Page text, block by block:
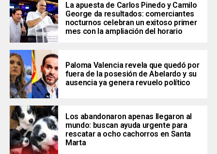
La apuesta de Carlos Pinedo y Camilo
George da resultados: comerciantes
nocturnos celebran un exitoso primer
mes con la ampliación del horario
Paloma Valencia revela que quedó por
fuera de la posesión de Abelardo y su
ausencia ya genera revuelo político
Los abandonaron apenas llegaron al
mundo: buscan ayuda urgente para
rescatar a ocho cachorros en Santa
Marta